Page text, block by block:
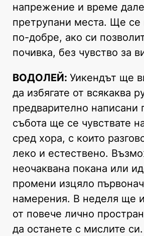
напрежение и време
претрупани места. Ще се
по-добре, ако си
почивка, без чувство за
ВОДОЛЕЙ: Уикендът ще
да избягате от всякаква
предварително написани
събота ще се чувствате
сред хора, с които
леко и естествено.
неочаквана покана или
промени изцяло
намерения. В неделя ще
от повече лично
да останете с мислите